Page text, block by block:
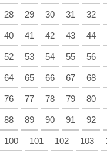
28 29 30 31 32
40 41 42 43 44
52 53 54 55 56
64 65 66 67 68
76 77 78 79 80
88 89 90 91 92
100 101 102 103